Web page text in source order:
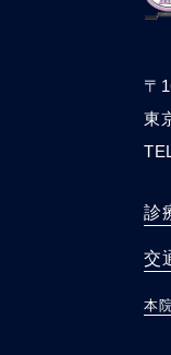
〒
東
診
交
本